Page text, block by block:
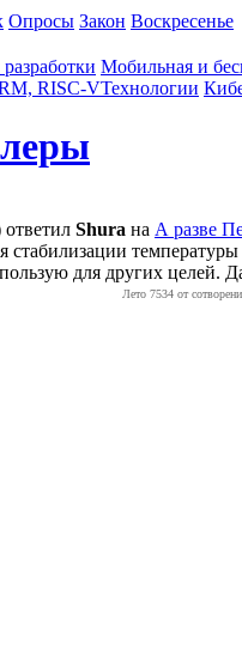
Опросы Закон Воскресенье
Мобильная и
RISC-VТехнологии
ответил Shura на А разве
температуры
для других целей.
Лето 7534 от